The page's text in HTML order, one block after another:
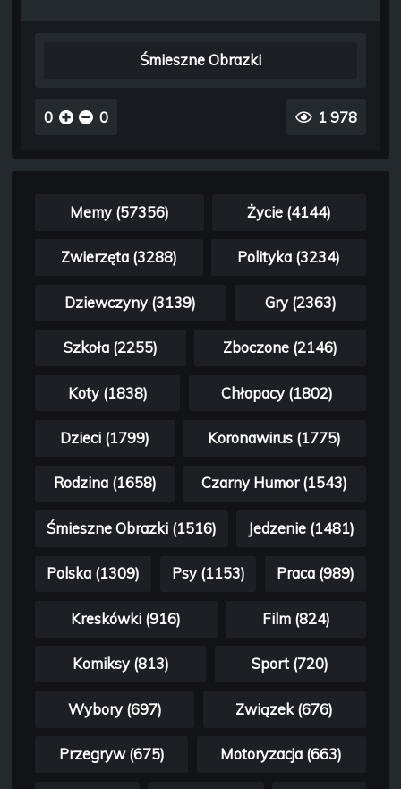
Śmieszne Obrazki
0 0 1 978
Memy (57356) Życie (4144)
Zwierzęta (3288) Polityka (3234)
Dziewczyny (3139) Gry (2363)
Szkoła (2255) Zboczone (2146)
Koty (1838) Chłopacy (1802)
Dzieci (1799) Koronawirus (1775)
Rodzina (1658) Czarny Humor (1543)
Śmieszne Obrazki (1516) Jedzenie (1481)
Polska (1309) Psy (1153) Praca (989)
Kreskówki (916) Film (824)
Komiksy (813) Sport (720)
Wybory (697) Związek (676)
Przegryw (675) Motoryzacja (663)